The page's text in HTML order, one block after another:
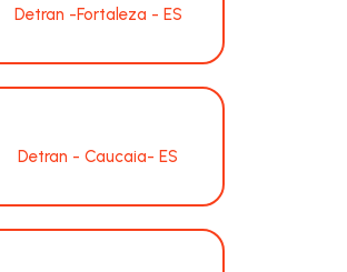
Detran -Fortaleza - ES
Detran - Caucaia- ES